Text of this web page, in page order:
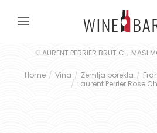
You are here:
Home Vina Zemlja porekla
Laurent Perrier Rose
LAURENT PERRIER BRUT CHAMPAGNE